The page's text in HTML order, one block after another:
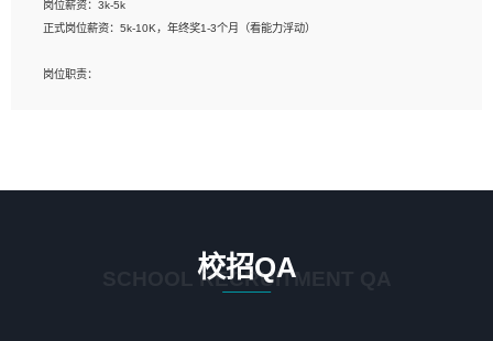
标志及吉祥物设计，效果图后期处理等。
1、艺术设计类相关专业；（其中需求分析顾问不限专业）
岗位薪资：3k-5k
正式岗位薪资：5k-10K，年终奖1-3个月（看能力浮动）
岗位职责：
2. 熟悉 前端常用框架, 能独立完成设计给予的 UI 效果;
3. 有良好的代码习惯, 低级错误出现频率低;
校招QA
SCHOOL RECRUITMENT QA